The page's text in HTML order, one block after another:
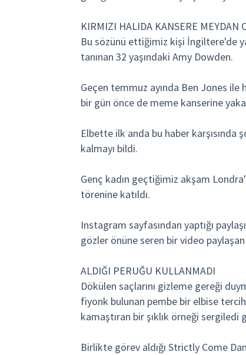
KIRMIZI HALIDA KANSERE MEYDAN
Bu sözünü ettiğimiz kişi İngiltere'de
tanınan 32 yaşındaki Amy Dowden.
Geçen temmuz ayında Ben Jones ile
bir gün önce de meme kanserine
Elbette ilk anda bu haber karşısında
kalmayı bildi.
Genç kadın geçtiğimiz akşam
törenine katıldı.
Instagram sayfasından yaptığı
gözler önüne seren bir video
ALDIĞI PERUĞU KULLANMADI
Dökülen saçlarını gizleme gereği
fiyonk bulunan pembe bir elbise
kamaştıran bir şıklık örneği sergiledi
Birlikte görev aldığı Strictly Come